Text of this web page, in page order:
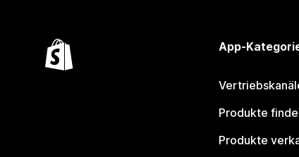
App-
Produkte
Produkte